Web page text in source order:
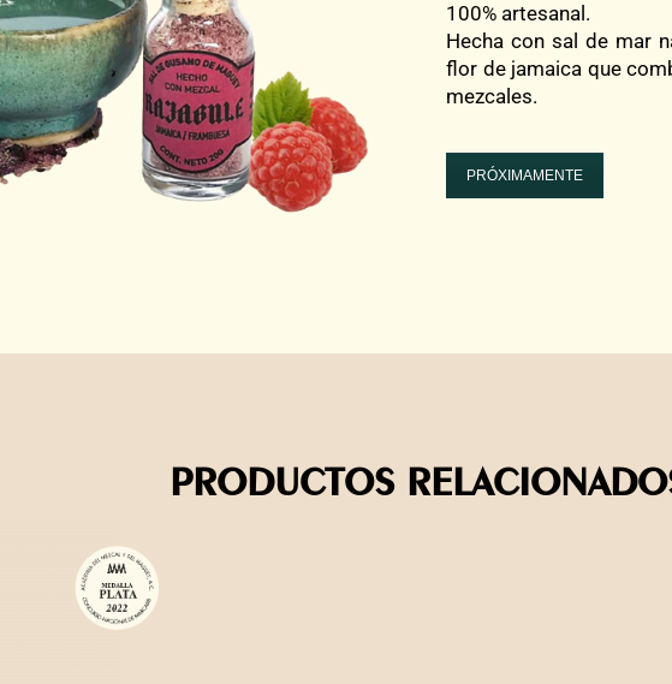
100% artesanal.
Hecha con sal de mar
flor de jamaica que
mezcales.
PRÓXIMAMENTE
PRODUCTOS